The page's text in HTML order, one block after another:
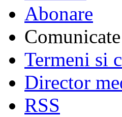
Abonare
Comunicate
Termeni si
Director
RSS